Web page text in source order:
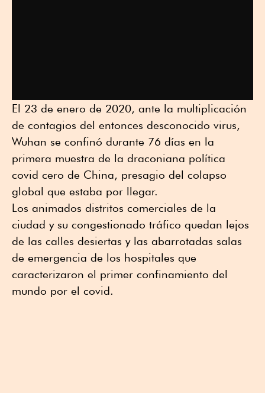
El 23 de enero de 2020, ante la multiplicación
de contagios del entonces desconocido virus,
Wuhan se confinó durante 76 días en la
primera muestra de la draconiana política
covid cero de China, presagio del colapso
global que estaba por llegar.
Los animados distritos comerciales de la
ciudad y su congestionado tráfico quedan lejos
de las calles desiertas y las abarrotadas salas
de emergencia de los hospitales que
caracterizaron el primer confinamiento del
mundo por el covid.